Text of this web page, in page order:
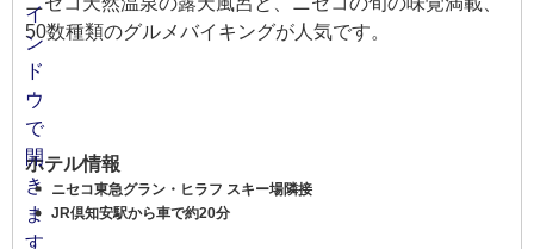
50数種類のグルメバイキングが人気です。
ホテル情報
ニセコ東急グラン・ヒラフ スキー場隣接
JR倶知安駅から車で約20分